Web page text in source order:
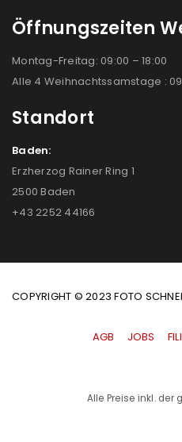
Öffnungszeiten
Montag-Freitag: 09:00 – 18:00
Alle 4 Weihnachtssamstage :
Standort
Baden:
Erzherzog Rainer Ring 1
2500 Baden
+43 2252 44166
COPYRIGHT © 2023 FOTO
AGB JOBS
Alle Preise inkl. der